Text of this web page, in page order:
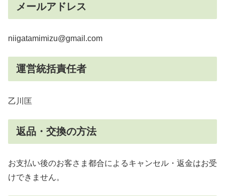
メールアドレス
niigatamimizu@gmail.com
運営統括責任者
乙川匡
返品・交換の方法
お支払い後のお客さま都合によるキャンセル・返金はお受
けできません。